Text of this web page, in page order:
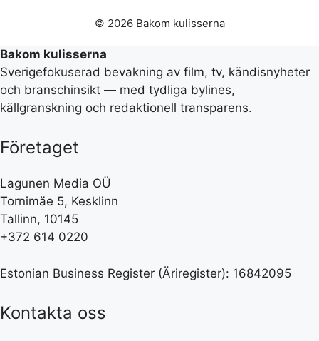
© 2026 Bakom kulisserna
Bakom kulisserna
Sverigefokuserad bevakning av film, tv, kändisnyheter
och branschinsikt — med tydliga bylines,
källgranskning och redaktionell transparens.
Företaget
Lagunen Media OÜ
Tornimäe 5, Kesklinn
Tallinn, 10145
+372 614 0220
Estonian Business Register (Äriregister): 16842095
Kontakta oss